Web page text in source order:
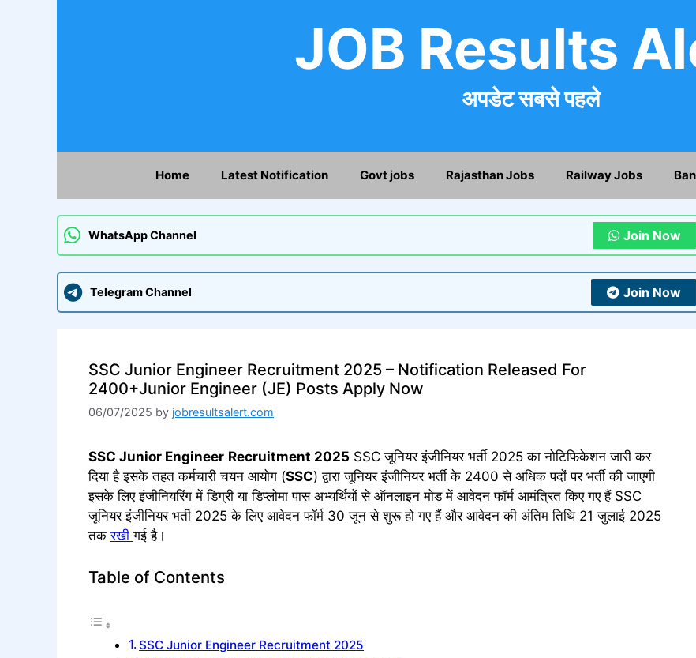
JOB Results
अपडेट सबसे पहले
Home Latest Notification Govt jobs Rajasthan Jobs Railway Jobs
WhatsApp Channel Join Now
Telegram Channel Join Now
SSC Junior Engineer Recruitment 2025 – Notification Released For
2400+Junior Engineer (JE) Posts Apply Now
06/07/2025 by jobresultsalert.com
SSC Junior Engineer Recruitment 2025 SSC जूनियर इंजीनियर भर्ती 2025 का नोटिफिकेशन जारी कर
दिया है इसके तहत कर्मचारी चयन आयोग (SSC) द्वारा जूनियर इंजीनियर भर्ती के 2400 से अधिक पदों पर भर्ती की जाएगी
इसके लिए इंजीनियरिंग में डिग्री या डिप्लोमा पास अभ्यर्थियों से ऑनलाइन मोड में आवेदन फॉर्म आमंत्रित किए गए हैं SSC
जूनियर इंजीनियर भर्ती 2025 के लिए आवेदन फॉर्म 30 जून से शुरू हो गए हैं और आवेदन की अंतिम तिथि 21 जुलाई 2025
तकरखीगई है।
Table of Contents
SSC Junior Engineer Recruitment 2025